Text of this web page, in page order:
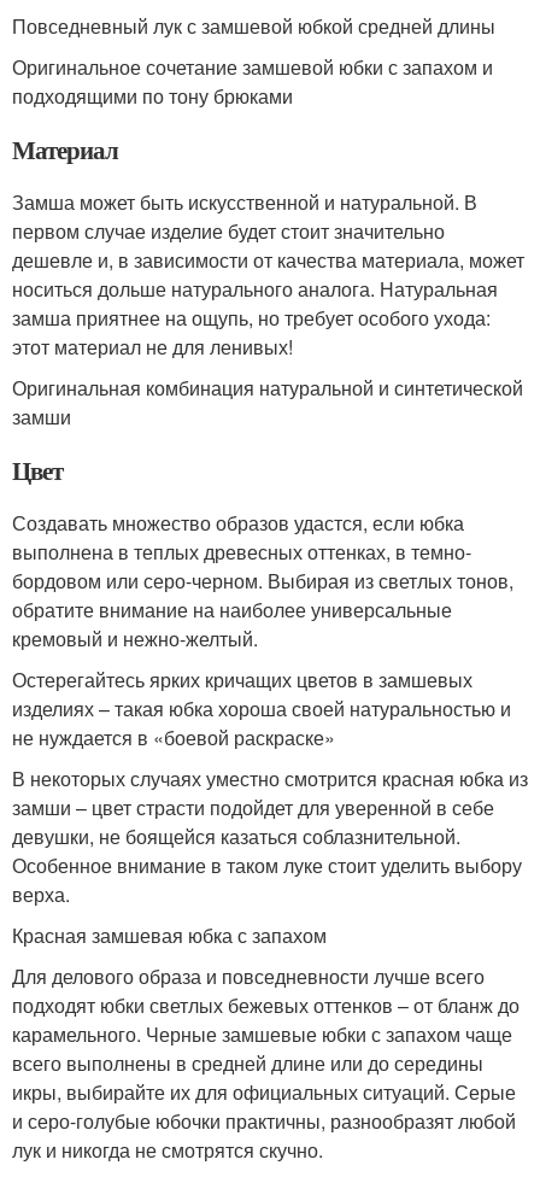
Повседневный лук с замшевой юбкой средней длины
Оригинальное сочетание замшевой юбки с запахом и
подходящими по тону брюками
Материал
Замша может быть искусственной и натуральной. В
первом случае изделие будет стоит значительно
дешевле и, в зависимости от качества материала, может
носиться дольше натурального аналога. Натуральная
замша приятнее на ощупь, но требует особого ухода:
этот материал не для ленивых!
Оригинальная комбинация натуральной и синтетической
замши
Цвет
Создавать множество образов удастся, если юбка
выполнена в теплых древесных оттенках, в темно-
бордовом или серо-черном. Выбирая из светлых тонов,
обратите внимание на наиболее универсальные
кремовый и нежно-желтый.
Остерегайтесь ярких кричащих цветов в замшевых
изделиях – такая юбка хороша своей натуральностью и
не нуждается в «боевой раскраске»
В некоторых случаях уместно смотрится красная юбка из
замши – цвет страсти подойдет для уверенной в себе
девушки, не боящейся казаться соблазнительной.
Особенное внимание в таком луке стоит уделить выбору
верха.
Красная замшевая юбка с запахом
Для делового образа и повседневности лучше всего
подходят юбки светлых бежевых оттенков – от бланж до
карамельного. Черные замшевые юбки с запахом чаще
всего выполнены в средней длине или до середины
икры, выбирайте их для официальных ситуаций. Серые
и серо-голубые юбочки практичны, разнообразят любой
лук и никогда не смотрятся скучно.